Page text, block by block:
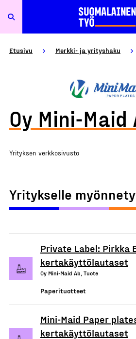
Etusivu Merkki- ja yrityshaku
Oy Mini-Maid
Yrityksen verkkosivusto
Yritykselle
Private Label: Pirkka
kertakäyttölautaset
Oy Mini-Maid Ab, Tuote
Paperituotteet
Mini-Maid Paper
kertakäyttölautaset